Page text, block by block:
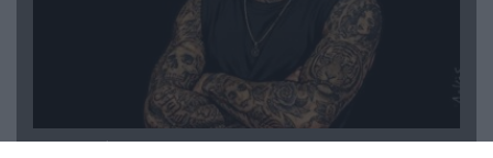
08.08.2026 | 09:02